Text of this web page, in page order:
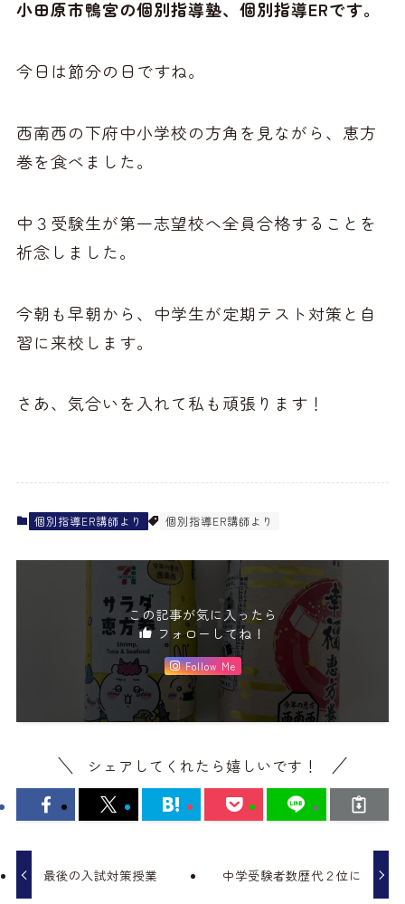
小田原市鴨宮の個別指導塾、個別指導ERです。
今日は節分の日ですね。
西南西の下府中小学校の方角を見ながら、恵方
巻を食べました。
中３受験生が第一志望校へ全員合格することを
祈念しました。
今朝も早朝から、中学生が定期テスト対策と自
習に来校します。
さあ、気合いを入れて私も頑張ります！
個別指導ER講師より 個別指導ER講師より
この記事が気に入ったら
フォローしてね！
Follow Me
シェアしてくれたら嬉しいです！
最後の入試対策授業 中学受験者数歴代２位に